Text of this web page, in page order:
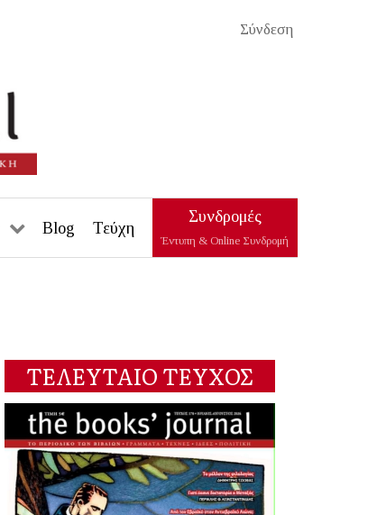
Σύνδεση
Blog Τεύχη
Συνδρομές
Έντυπη & Online Συνδρομή
ΤΕΛΕΥΤΑΙΟ ΤΕΥΧΟΣ